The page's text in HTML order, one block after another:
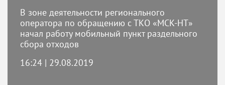
В зоне деятельности регионального
оператора по обращению с ТКО «МСК-НТ»
начал работу мобильный пункт раздельного
сбора отходов
16:24 | 29.08.2019